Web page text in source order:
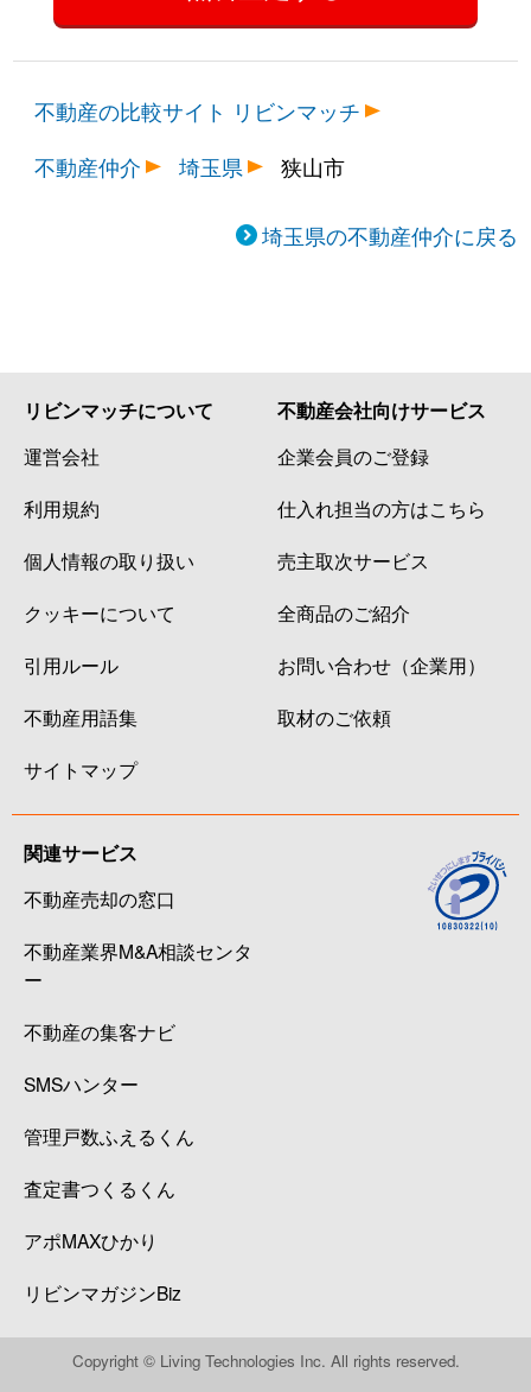
不動産の比較サイト リビンマッチ
不動産仲介
埼玉県 狭山市
埼玉県の不動産仲介に戻る
リビンマッチについて
運営会社
利用規約
個人情報の取り扱い
クッキーについて
引用ルール
不動産用語集
サイトマップ
不動産会社向けサービス
企業会員のご登録
仕入れ担当の方はこちら
売主取次サービス
全商品のご紹介
お問い合わせ（企業用）
取材のご依頼
関連サービス
不動産売却の窓口
不動産業界M&A相談センタ
ー
不動産の集客ナビ
SMSハンター
管理戸数ふえるくん
査定書つくるくん
アポMAXひかり
リビンマガジンBiz
Copyright © Living Technologies Inc. All rights reserved.